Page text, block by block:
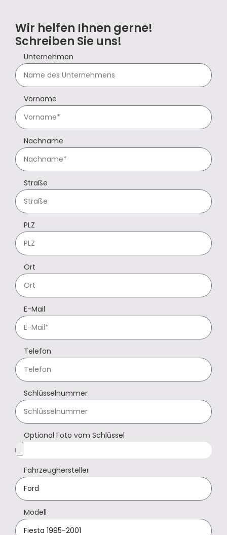
Wir helfen Ihnen gerne!
Schreiben Sie uns!
Unternehmen
Vorname
Nachname
Straße
PLZ
Ort
E-Mail
Telefon
Schlüsselnummer
Optional Foto vom Schlüssel
Fahrzeughersteller
Modell